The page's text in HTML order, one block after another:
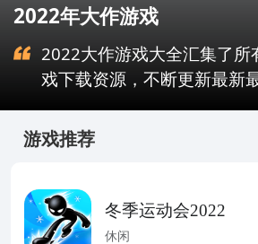
2022年大作游戏
2022大作游戏大全汇集了
戏下载资源，不断更新最新
游戏推荐
冬季运动会2022
休闲